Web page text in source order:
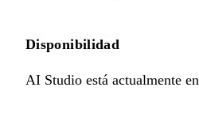
Disponibilidad
AI Studio está actualmente en